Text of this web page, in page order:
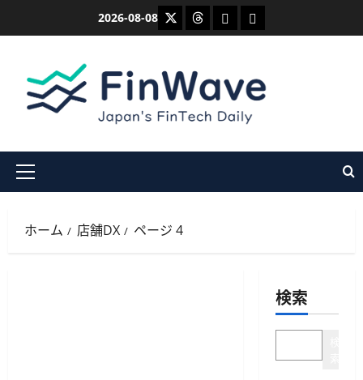
2026-08-08 X ThreadsBlueskyMastodon
メ
メ
ホーム 店舗DX ページ 4
検索